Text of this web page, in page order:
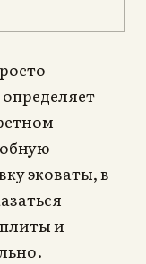
эковаты, в
и